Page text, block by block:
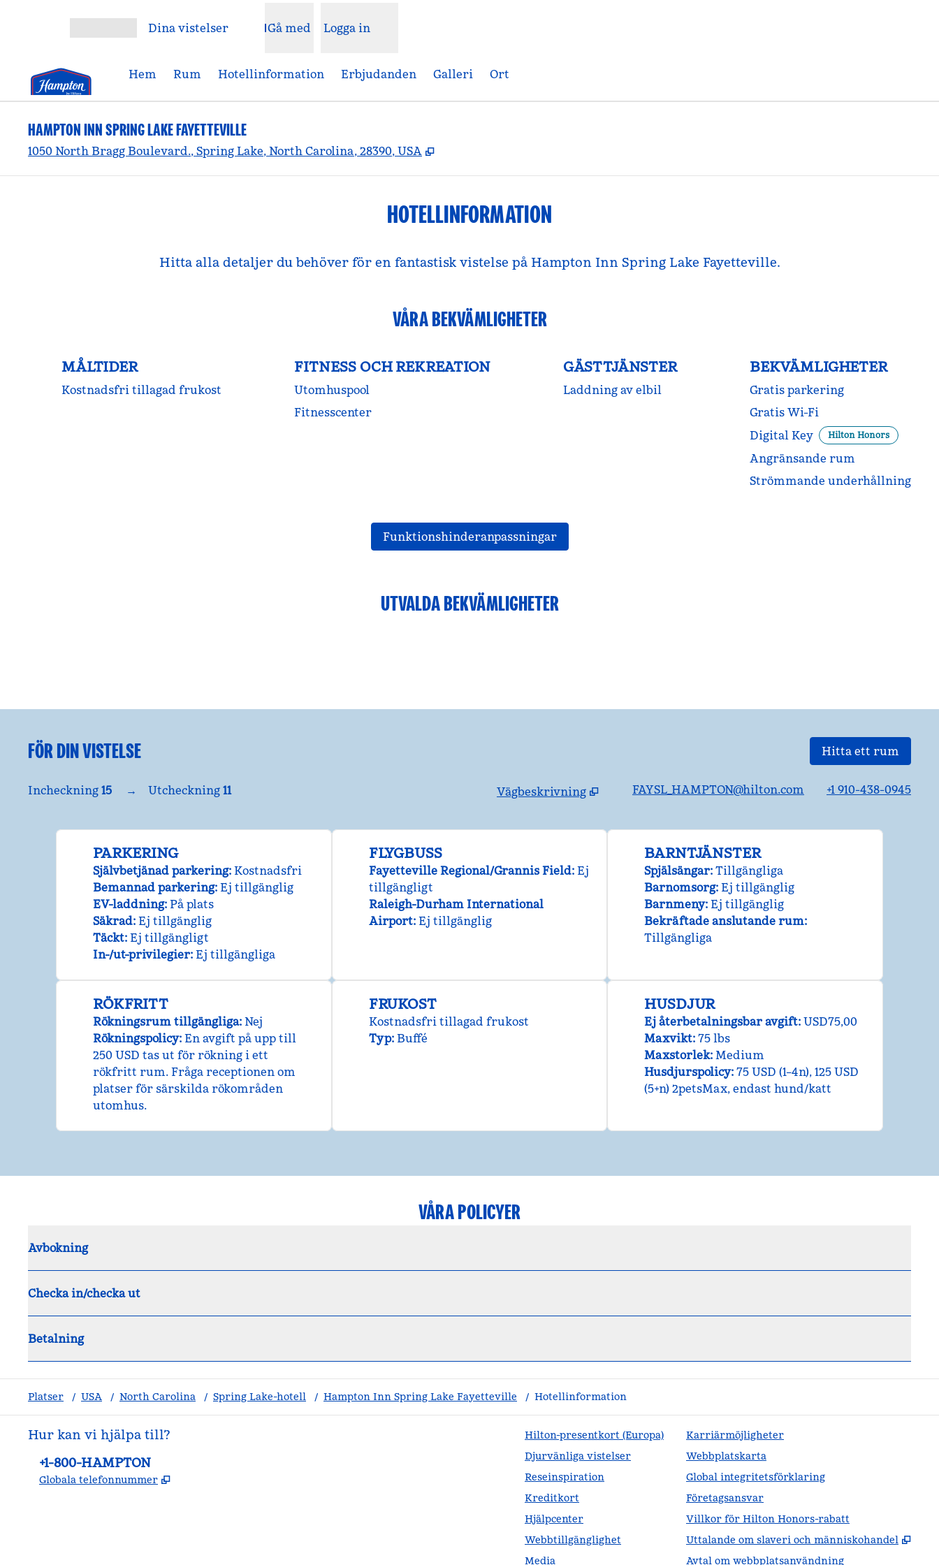
Dina vistelser Gå med Logga in
Hem Rum Hotellinformation Erbjudanden Galleri Ort
HAMPTON INN SPRING LAKE FAYETTEVILLE
1050 North Bragg Boulevard., Spring Lake, North Carolina, 28390, USA ,
HOTELLINFORMATION
Hitta alla detaljer du behöver för en fantastisk vistelse på Hampton Inn Spring Lake Fayetteville.
VÅRA BEKVÄMLIGHETER
MÅLTIDER
Kostnadsfri tillagad frukost
FITNESS OCH REKREATION
Utomhuspool
Fitnesscenter
GÄSTTJÄNSTER
Laddning av elbil
BEKVÄMLIGHETER
Gratis parkering
Gratis Wi-Fi
Digital Key
Hilton Honors
Angränsande rum
Strömmande underhållning
Funktionshinderanpassningar
UTVALDA BEKVÄMLIGHETER
FÖR DIN VISTELSE Hitta ett rum
Incheckning 15 → Utcheckning 11
Vägbeskrivning
FAYSL_HAMPTON@hilton.com +1 910-438-0945
PARKERING
Självbetjänad parkering: Kostnadsfri
Bemannad parkering: Ej tillgänglig
EV-laddning: På plats
Säkrad: Ej tillgänglig
Täckt: Ej tillgängligt
In-/ut-privilegier: Ej tillgängliga
FLYGBUSS
Fayetteville Regional/Grannis Field: Ej
tillgängligt
Raleigh-Durham International
Airport: Ej tillgänglig
BARNTJÄNSTER
Spjälsängar: Tillgängliga
Barnomsorg: Ej tillgänglig
Barnmeny: Ej tillgänglig
Bekräftade anslutande rum:
Tillgängliga
RÖKFRITT
Rökningsrum tillgängliga: Nej
Rökningspolicy: En avgift på upp till
250 USD tas ut för rökning i ett
rökfritt rum. Fråga receptionen om
platser för särskilda rökområden
utomhus.
FRUKOST
Kostnadsfri tillagad frukost
Typ: Buffé
HUSDJUR
Ej återbetalningsbar avgift: USD75,00
Maxvikt: 75 lbs
Maxstorlek: Medium
Husdjurspolicy: 75 USD (1–4n), 125 USD
(5+n) 2petsMax, endast hund/katt
VÅRA POLICYER
Avbokning
Checka in/checka ut
Betalning
Platser / USA / North Carolina / Spring Lake-hotell / Hampton Inn Spring Lake Fayetteville / Hotellinformation
Hur kan vi hjälpa till?
Telefon:
+1-800-HAMPTON
Globala telefonnummer ,
Hilton-presentkort (Europa)
Djurvänliga vistelser
Reseinspiration
Kreditkort
Hjälpcenter
Webbtillgänglighet
Media
Karriärmöjligheter
Webbplatskarta
Global integritetsförklaring
Företagsansvar
Villkor för Hilton Honors-rabatt
Uttalande om slaveri och människohandel
,
Avtal om webbplatsanvändning